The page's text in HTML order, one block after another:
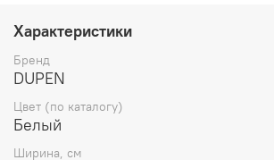
3D-дизайн
Размер: 54х42х49
Характеристики
Бренд
DUPEN
Цвет (по каталогу)
Белый
Ширина, см